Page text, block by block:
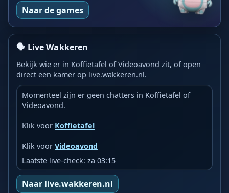
Naar de games
🗣️ Live Wakkeren
Bekijk wie er in Koffietafel of Videoavond zit, of open
direct een kamer op live.wakkeren.nl.
Momenteel zijn er geen chatters in Koffietafel of
Videoavond.
Klik voor Koffietafel
Klik voorVideoavond
Laatste live-check: za 03:15
Naar live.wakkeren.nl